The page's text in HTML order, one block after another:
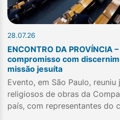
28.07.26
ENCONTRO DA PROVÍNCIA
compromisso com
missão jesuíta
Evento, em São Paulo,
religiosos de obras da
país, com representantes do